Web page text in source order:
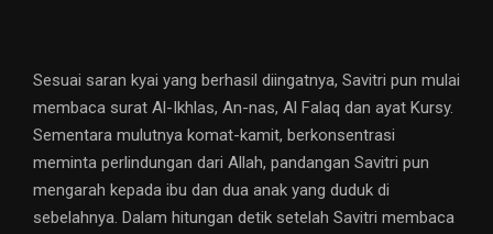
Sesuai saran kyai yang berhasil diingatnya, Savitri pun mulai
membaca surat Al-Ikhlas, An-nas, Al Falaq dan ayat Kursy.
Sementara mulutnya komat-kamit, berkonsentrasi
meminta perlindungan dari Allah, pandangan Savitri pun
mengarah kepada ibu dan dua anak yang duduk di
sebelahnya. Dalam hitungan detik setelah Savitri membaca